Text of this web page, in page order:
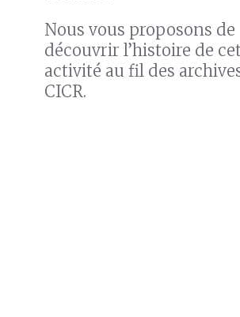
Nous vous proposons de
découvrir l’histoire de
activité au fil des
CICR.